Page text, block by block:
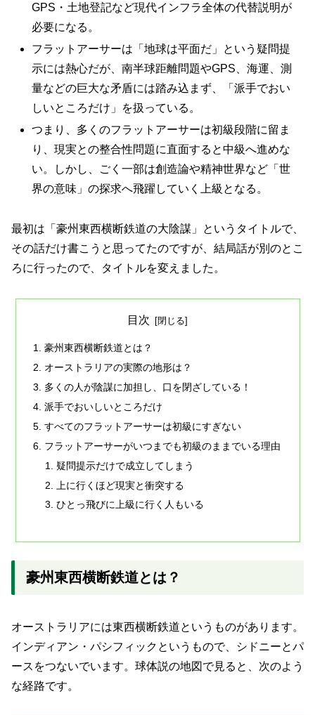
GPS・土地登記など現代インフラ全体の代替説明が
必要になる。
フラットアーサーは「地球は平面だ」という疑問提
示には熱心だが、南半球距離問題やGPS、海運、測
量などの巨大な矛盾には踏み込まず、「派手でおい
しいところだけ」を扱っている。
つまり、多くのフラットアーサーは初級段階に留ま
り、現実との整合性問題に直面すると中級へ進めな
い。しかし、ごく一部は創造論や精神世界など「世
界の意味」の探求へ飛躍していく上級となる。
最初は「豪州東西横断鉄道の大陰謀」というタイトルで、
その話だけ書こうと思ってたのですが、結局話が別のとこ
ろに行ったので、タイトルを変えました。
目次
豪州東西横断鉄道とは？
オーストラリアの実際の地形は？
多くの人が陰謀に加担し、口を閉ざしている！
派手でおいしいところだけ
すべてのフラットアーサーは初級にすぎない
フラットアーサーがいつまでも初級のままでいる理由
疑問提示だけで成立してしまう
上に行くほど現実と衝突する
ひとっ飛びに上級に行く人もいる
豪州東西横断鉄道とは？
オーストラリアには東西横断鉄道というものがあります。
インディアン・パシフィックというもので、シドニーとパ
ースをつないでいます。球体説の地図で見ると、次のよう
な経路です。